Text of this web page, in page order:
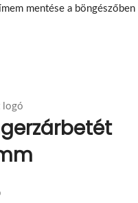
mentése a böngészőben